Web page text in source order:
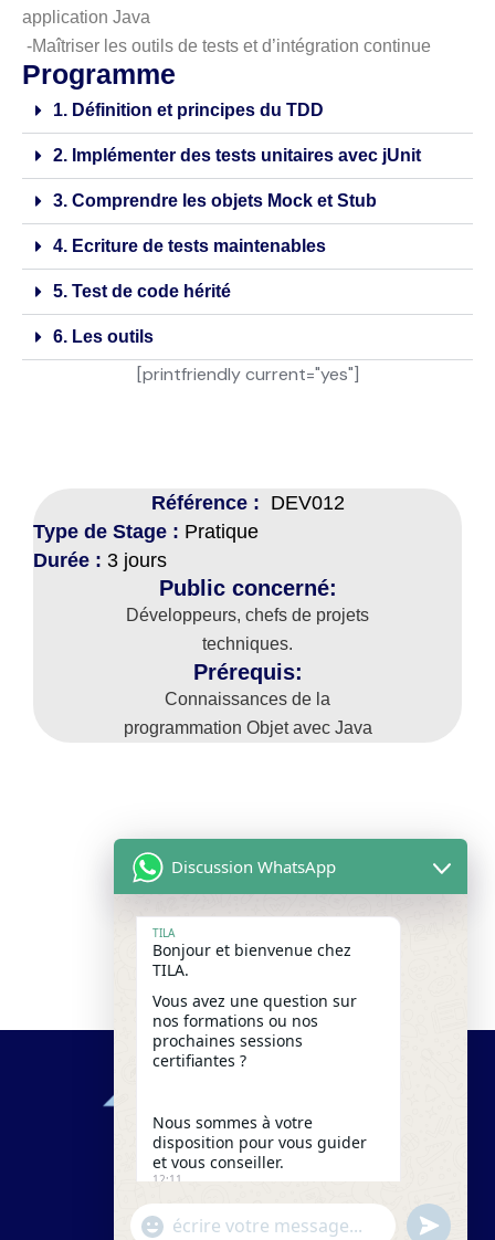
application Java
-Maîtriser les outils de tests et d’intégration continue
Programme
1. Définition et principes du TDD
2. Implémenter des tests unitaires avec jUnit
3. Comprendre les objets Mock et Stub
4. Ecriture de tests maintenables
5. Test de code hérité
6. Les outils
[printfriendly current="yes"]
Référence : DEV012
Type de Stage : Pratique
Durée : 3 jours
Public concerné:
Développeurs, chefs de projets
techniques.
Prérequis:
Connaissances de la
programmation Objet avec Java
Discussion WhatsApp
TILA
Bonjour et bienvenue chez
TILA.
Vous avez une question sur
nos formations ou nos
prochaines sessions
certifiantes ?
Nous sommes à votre
disposition pour vous guider
et vous conseiller.
12:11
"+chaty_settings.lang.emoji_picker+"